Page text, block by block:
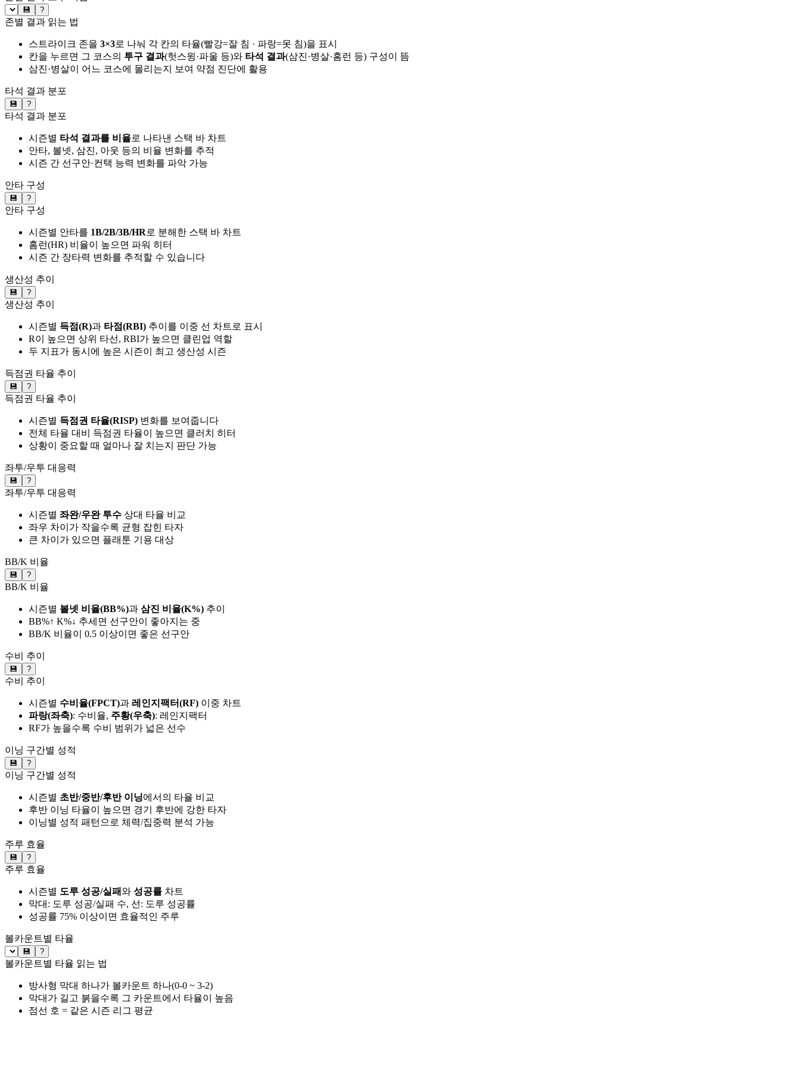
💾 ?
존별 결과 읽는 법
스트라이크 존을 3×3로 나눠 각 칸의 타율(빨강=잘 침 · 파랑=못 침)을 표시
칸을 누르면 그 코스의 투구 결과(헛스윙·파울 등)와 타석 결과(삼진·병살·홈런 등) 구성이 뜸
삼진·병살이 어느 코스에 몰리는지 보여 약점 진단에 활용
타석 결과 분포
💾 ?
타석 결과 분포
시즌별 타석 결과를 비율로 나타낸 스택 바 차트
안타, 볼넷, 삼진, 아웃 등의 비율 변화를 추적
시즌 간 선구안·컨택 능력 변화를 파악 가능
안타 구성
💾 ?
안타 구성
시즌별 안타를 1B/2B/3B/HR로 분해한 스택 바 차트
홈런(HR) 비율이 높으면 파워 히터
시즌 간 장타력 변화를 추적할 수 있습니다
생산성 추이
💾 ?
생산성 추이
시즌별 득점(R)과 타점(RBI) 추이를 이중 선 차트로 표시
R이 높으면 상위 타선, RBI가 높으면 클린업 역할
두 지표가 동시에 높은 시즌이 최고 생산성 시즌
득점권 타율 추이
💾 ?
득점권 타율 추이
시즌별 득점권 타율(RISP) 변화를 보여줍니다
전체 타율 대비 득점권 타율이 높으면 클러치 히터
상황이 중요할 때 얼마나 잘 치는지 판단 가능
좌투/우투 대응력
💾 ?
좌투/우투 대응력
시즌별 좌완/우완 투수 상대 타율 비교
좌우 차이가 작을수록 균형 잡힌 타자
큰 차이가 있으면 플래툰 기용 대상
BB/K 비율
💾 ?
BB/K 비율
시즌별 볼넷 비율(BB%)과 삼진 비율(K%) 추이
BB%↑ K%↓ 추세면 선구안이 좋아지는 중
BB/K 비율이 0.5 이상이면 좋은 선구안
수비 추이
💾 ?
수비 추이
시즌별 수비율(FPCT)과 레인지팩터(RF) 이중 차트
파랑(좌축): 수비율, 주황(우축): 레인지팩터
RF가 높을수록 수비 범위가 넓은 선수
이닝 구간별 성적
💾 ?
이닝 구간별 성적
시즌별 초반/중반/후반 이닝에서의 타율 비교
후반 이닝 타율이 높으면 경기 후반에 강한 타자
이닝별 성적 패턴으로 체력/집중력 분석 가능
주루 효율
💾 ?
주루 효율
시즌별 도루 성공/실패와 성공률 차트
막대: 도루 성공/실패 수, 선: 도루 성공률
성공률 75% 이상이면 효율적인 주루
볼카운트별 타율
💾 ?
볼카운트별 타율 읽는 법
방사형 막대 하나가 볼카운트 하나(0-0 ~ 3-2)
막대가 길고 붉을수록 그 카운트에서 타율이 높음
점선 호 = 같은 시즌 리그 평균